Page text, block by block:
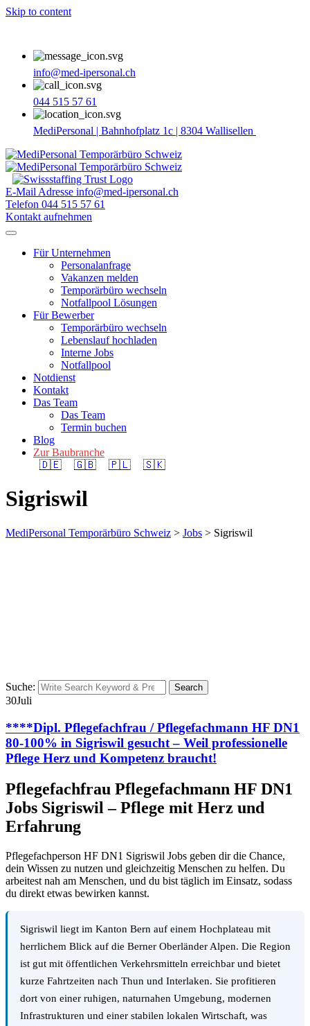
Skip to content
info@med-ipersonal.ch
044 515 57 61
MediPersonal | Bahnhofplatz 1c | 8304 Wallisellen
E-Mail Adresse info@med-ipersonal.ch
Telefon 044 515 57 61
Kontakt aufnehmen
Für Unternehmen
Personalanfrage
Vakanzen melden
Temporärbüro wechseln
Notfallpool Lösungen
Für Bewerber
Temporärbüro wechseln
Lebenslauf hochladen
Interne Jobs
Notfallpool
Notdienst
Kontakt
Das Team
Das Team
Termin buchen
Blog
Zur Baubranche
🇩🇪
🇬🇧 🇵🇱 🇸🇰
Sigriswil
MediPersonal Temporärbüro Schweiz > Jobs > Sigriswil
Suche: Search
30Juli
****Dipl. Pflegefachfrau / Pflegefachmann HF DN1
80-100% in Sigriswil gesucht – Weil professionelle
Pflege Herz und Kompetenz braucht!
Pflegefachfrau Pflegefachmann HF DN1
Jobs Sigriswil – Pflege mit Herz und
Erfahrung
Pflegefachperson HF DN1 Sigriswil Jobs geben dir die Chance,
dein Wissen zu nutzen und gleichzeitig Menschen zu helfen. Du
arbeitest nah am Menschen, und du bist täglich im Einsatz, sodass
du direkt etwas bewirken kannst.
Sigriswil liegt im Kanton Bern auf einem Hochplateau mit
herrlichem Blick auf die Berner Oberländer Alpen. Die Region
ist gut mit öffentlichen Verkehrsmitteln erreichbar und bietet
kurze Fahrtzeiten nach Thun und Interlaken. Sie profitieren
dort von einer ruhigen, naturnahen Umgebung, modernen
Infrastrukturen und einer stabilen lokalen Wirtschaft, was